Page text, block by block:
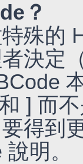
？
殊的
決定
] 而
得到
明。